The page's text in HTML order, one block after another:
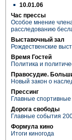
10.01.06
Час прессы
Особое мнение
расследованию
Выставочный зал
Рождественские
Время Гостей
Политика и
Правосудие.
Новый закон о
Прессинг
Главные
Дорога свободы
Главные события
Формула кино
Итоги киногода